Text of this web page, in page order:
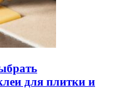
для плитки и